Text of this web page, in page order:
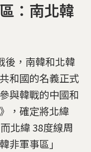
：南北韓
後，南韓和北韓
和國的名義正式
與韓戰的中國和
，確定將北緯
北緯 38度線周
非軍事區」